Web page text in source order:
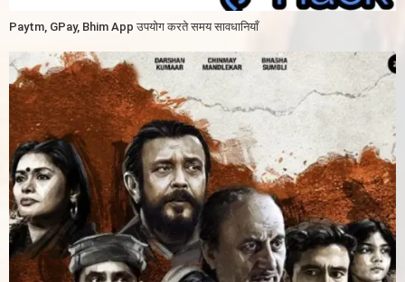
Paytm, GPay, Bhim App उपयोग करते समय सावधानियाँ